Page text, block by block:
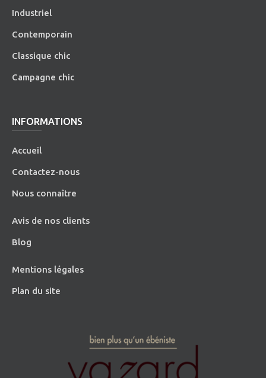
Industriel
Contemporain
Classique chic
Campagne chic
INFORMATIONS
Accueil
Contactez-nous
Nous connaître
Avis de nos clients
Blog
Mentions légales
Plan du site